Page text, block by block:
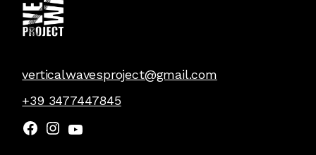
verticalwavesproject@gmail.com
+39 3477447845
FacebookInstagram